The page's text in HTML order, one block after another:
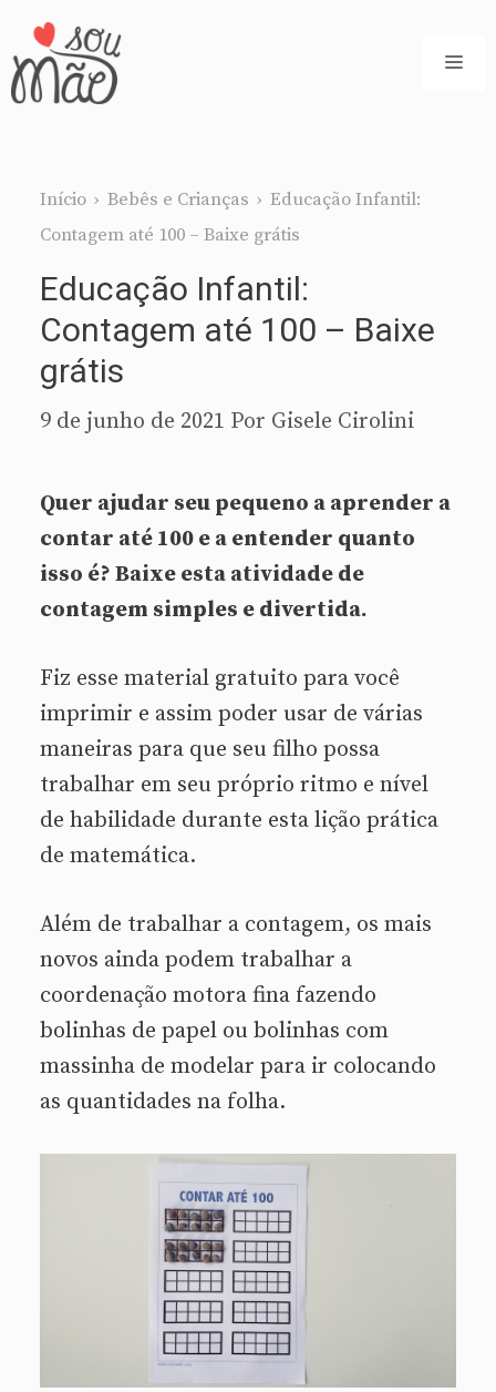
Pular
para
Início › Bebês e Crianças › Educação Infantil:
Contagem até 100 – Baixe grátis
Educação Infantil:
Contagem até 100 – Baixe
grátis
9 de junho de 2021 Por Gisele Cirolini
Quer ajudar seu pequeno a aprender a
contar até 100 e a entender quanto
isso é? Baixe esta atividade de
contagem simples e divertida.
Fiz esse material gratuito para você
imprimir e assim poder usar de várias
maneiras para que seu filho possa
trabalhar em seu próprio ritmo e nível
de habilidade durante esta lição prática
de matemática.
Além de trabalhar a contagem, os mais
novos ainda podem trabalhar a
coordenação motora fina fazendo
bolinhas de papel ou bolinhas com
massinha de modelar para ir colocando
as quantidades na folha.